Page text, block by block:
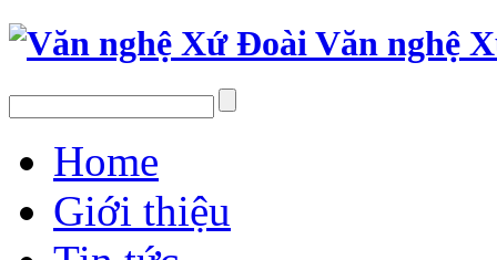
Văn nghệ
Home
Giới thiệu